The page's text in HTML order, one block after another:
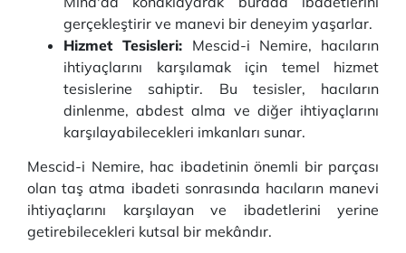
gerçekleştirir ve manevi bir deneyim yaşarlar.
Hizmet Tesisleri: Mescid-i Nemire, hacıların
ihtiyaçlarını karşılamak için temel hizmet
tesislerine sahiptir. Bu tesisler, hacıların
dinlenme, abdest alma ve diğer ihtiyaçlarını
karşılayabilecekleri imkanları sunar.
Mescid-i Nemire, hac ibadetinin önemli bir parçası
olan taş atma ibadeti sonrasında hacıların manevi
ihtiyaçlarını karşılayan ve ibadetlerini yerine
getirebilecekleri kutsal bir mekândır.